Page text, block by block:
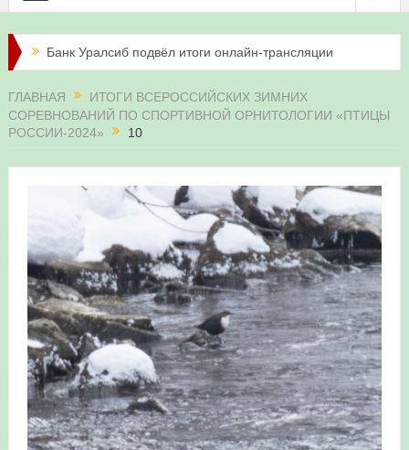
Банк Уралсиб подвёл итоги онлайн-трансляции
жизни сапсанов в Уфе в 2026 году
Итоги акции «Соловьиные вечера-2026» в
Три птенца сапсанов Уралсиба получили имена и
Итоги акции «Весенняя перекличка-2026» в
Республике Башкортостан
«Весенняя перекличка-2026» — 21-31 мая 2026
Мероприятие для ребят из дневного лагеря центра
олимпиадного движения «Аврора»
Фотофиксация и осмотр птенцов сапсанов на крыше
ГЛАВНАЯ
ИТОГИ ВСЕРОССИЙСКИХ ЗИМНИХ
СОРЕВНОВАНИЙ ПО СПОРТИВНОЙ ОРНИТОЛОГИИ «ПТИЦЫ
РОССИИ-2024»
10